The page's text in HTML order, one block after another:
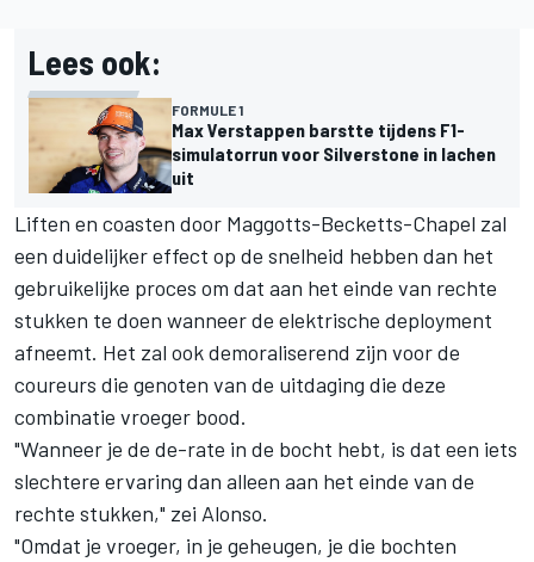
Lees ook:
FORMULE 1
Max Verstappen barstte tijdens F1-
simulatorrun voor Silverstone in lachen
uit
Liften en coasten door Maggotts-Becketts-Chapel zal
een duidelijker effect op de snelheid hebben dan het
gebruikelijke proces om dat aan het einde van rechte
stukken te doen wanneer de elektrische deployment
afneemt. Het zal ook demoraliserend zijn voor de
coureurs die genoten van de uitdaging die deze
combinatie vroeger bood.
"Wanneer je de de-rate in de bocht hebt, is dat een iets
slechtere ervaring dan alleen aan het einde van de
rechte stukken," zei Alonso.
"Omdat je vroeger, in je geheugen, je die bochten